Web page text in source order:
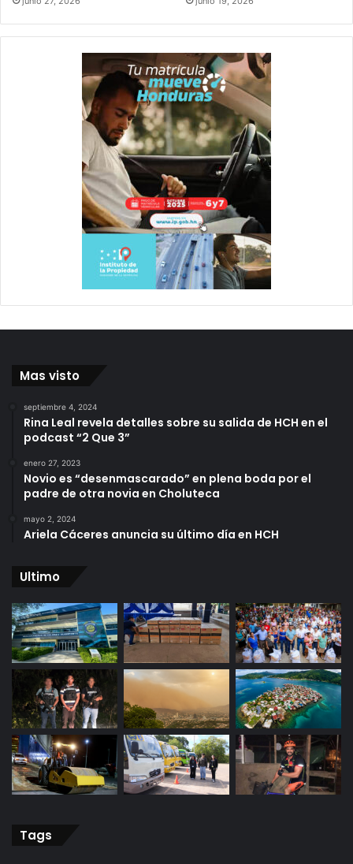
Mas visto
septiembre 4, 2024
Rina Leal revela detalles sobre su salida de HCH en el
podcast “2 Que 3”
enero 27, 2023
Novio es “desenmascarado” en plena boda por el
padre de otra novia en Choluteca
mayo 2, 2024
Ariela Cáceres anuncia su último día en HCH
Ultimo
Tags